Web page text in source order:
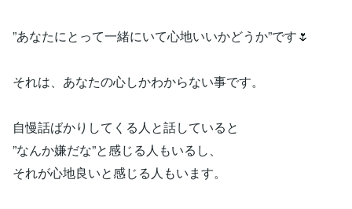
”あなたにとって一緒にいて心地いいかどうか”です🌷
それは、あなたの心しかわからない事です。
自慢話ばかりしてくる人と話していると
”なんか嫌だな”と感じる人もいるし、
それが心地良いと感じる人もいます。